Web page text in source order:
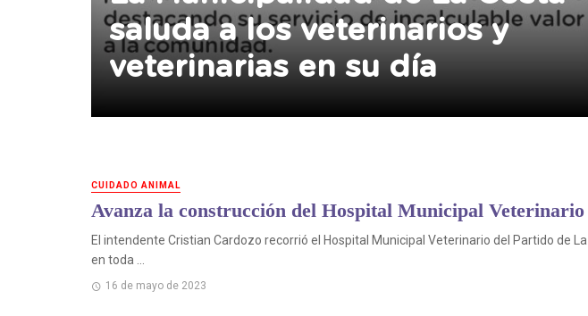
saluda a los veterinarios y
veterinarias en su día
CUIDADO ANIMAL
Avanza la construcción del Hospital Municipal
El intendente Cristian Cardozo recorrió el Hospital Municipal Veterinario del Partido de
en toda ...
16 de mayo de 2023